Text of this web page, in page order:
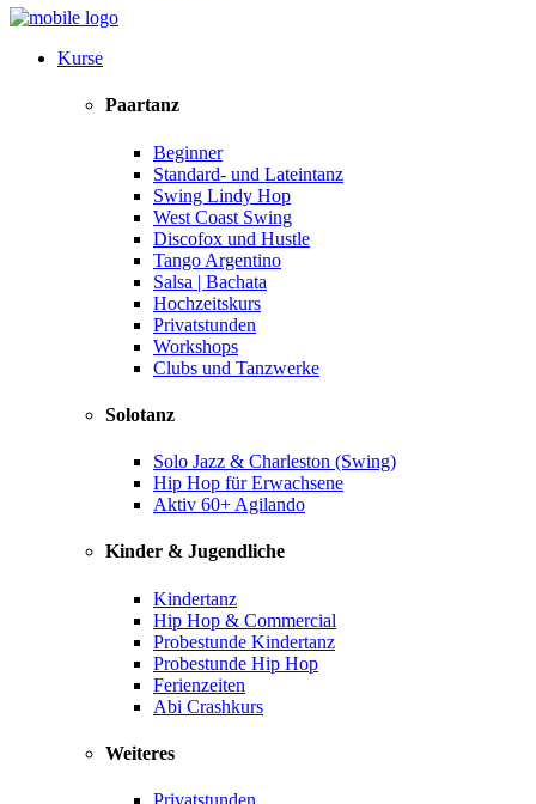
Kurse
Paartanz
Beginner
Standard- und Lateintanz
Swing Lindy Hop
West Coast Swing
Discofox und Hustle
Tango Argentino
Salsa | Bachata
Hochzeitskurs
Privatstunden
Workshops
Clubs und Tanzwerke
Solotanz
Solo Jazz & Charleston (Swing)
Hip Hop für Erwachsene
Aktiv 60+ Agilando
Kinder & Jugendliche
Kindertanz
Hip Hop & Commercial
Probestunde Kindertanz
Probestunde Hip Hop
Ferienzeiten
Abi Crashkurs
Weiteres